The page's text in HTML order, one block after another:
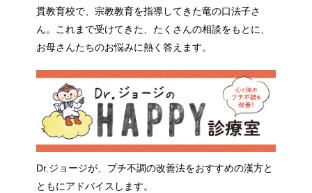
貫教育校で、宗教教育を指導してきた竜の口法子さ
ん。これまで受けてきた、たくさんの相談をもとに、
お母さんたちのお悩みに熱く答えます。
Dr.ジョージが、プチ不調の改善法をおすすめの漢方と
ともにアドバイスします。